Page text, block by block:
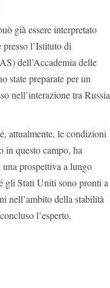
già essere interpretato
l’Istituto di
dell’Accademia delle
state preparate per un
nell’interazione tra Russia
attualmente, le condizioni
questo campo, ha
prospettiva a lungo
gli Stati Uniti sono pronti a
nell’ambito della stabilità
l’esperto.